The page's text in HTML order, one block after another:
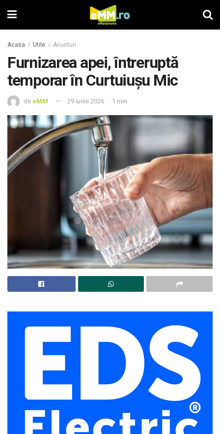
Acasa Utile Anunturi
Furnizarea apei, întreruptă
temporar în Curtuiușu Mic
de eMM 29 iunie 2026 1 min